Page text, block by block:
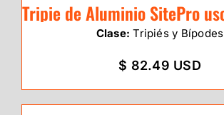
Clase: Tripiés y Bípodes
$ 82.49 USD